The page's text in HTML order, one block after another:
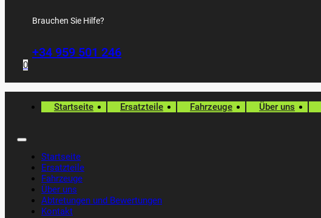
Brauchen Sie Hilfe?
+34 959 501 246
0
Startseite Ersatzteile Fahrzeuge Über uns
Startseite
Ersatzteile
Fahrzeuge
Über uns
Abtretungen und Bewertungen
Kontakt